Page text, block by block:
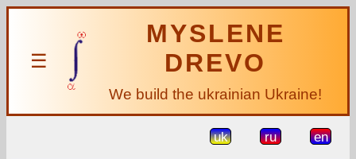
☰
MYSLENE
DREVO
We build the ukrainian Ukraine!
uk ru en